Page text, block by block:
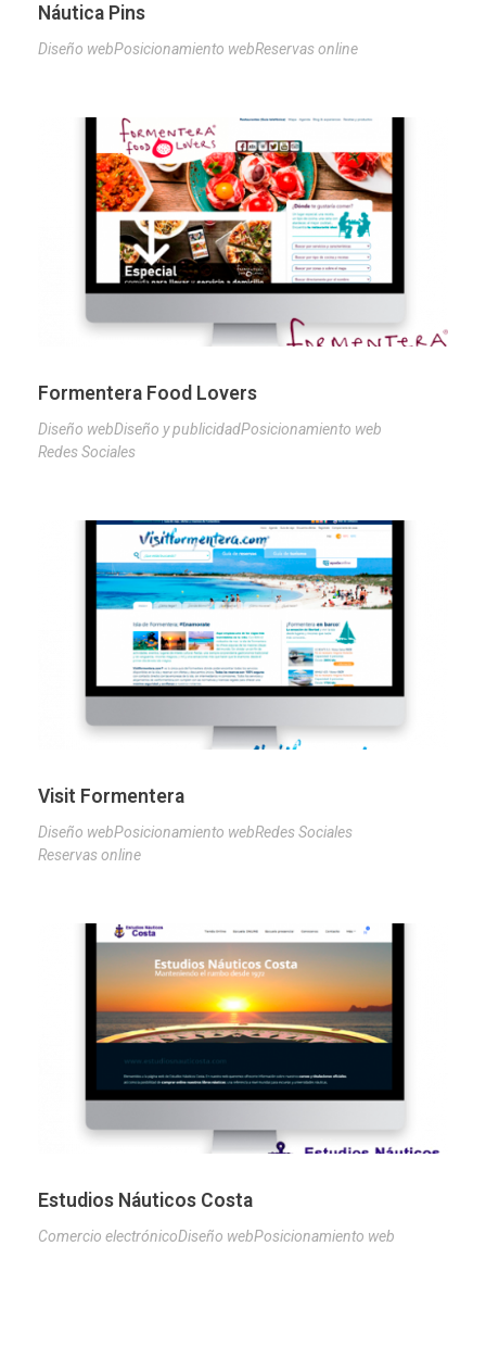
Náutica Pins
Diseño webPosicionamiento webReservas online
Formentera Food Lovers
Diseño webDiseño y publicidadPosicionamiento web
Redes Sociales
Visit Formentera
Diseño webPosicionamiento webRedes Sociales
Reservas online
Estudios Náuticos Costa
Comercio electrónicoDiseño webPosicionamiento web